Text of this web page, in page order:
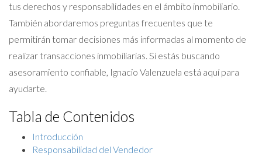
tus derechos y responsabilidades en el ámbito inmobiliario.
También abordaremos preguntas frecuentes que te
permitirán tomar decisiones más informadas al momento de
realizar transacciones inmobiliarias. Si estás buscando
asesoramiento confiable, Ignacio Valenzuela está aquí para
ayudarte.
Tabla de Contenidos
Introducción
Responsabilidad del Vendedor